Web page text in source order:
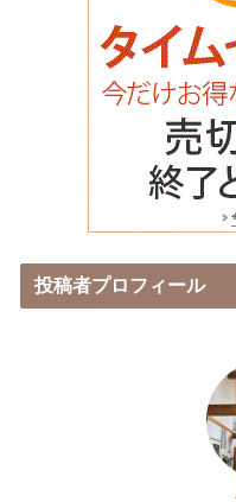
投稿者プロフィール